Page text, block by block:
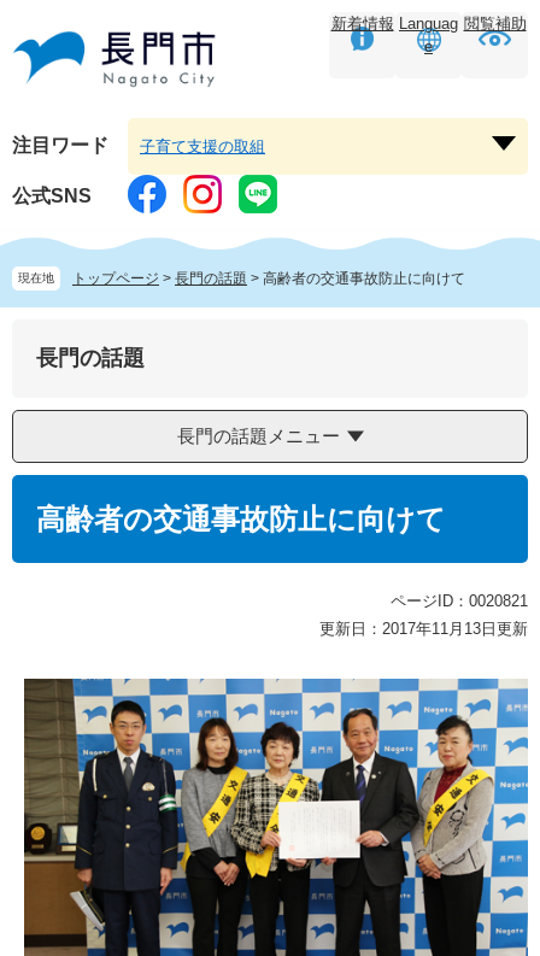
頭
す。
飛
し
本
文
へ
新着情報 Languag
e
閲覧補助
注目ワード
ー
子育て支援の取組
公式SNS
現在地 トップページ > 長門の話題 > 高齢者の交通事故防止に向けて
長門の話題
長門の話題メニュー
高齢者の交通事故防止に向けて
ページID：0020821
更新日：2017年11月13日更新